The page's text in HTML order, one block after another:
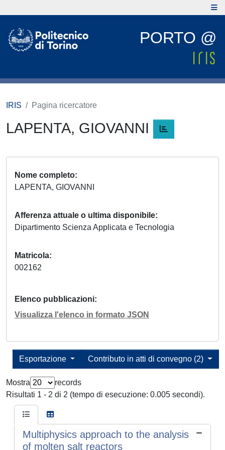
PORTO @
IRIS Pagina ricercatore
LAPENTA, GIOVANNI
Nome completo
LAPENTA, GIOVANNI
Afferenza attuale o ultima disponibile
Dipartimento Scienza Applicata e Tecnologia
Matricola
002162
Elenco pubblicazioni
Visualizza l'elenco in formato JSON
Contributo in atti di convegno (2)
Esportazione
Mostra
records
Risultati 1 - 2 di 2 (tempo di esecuzione: 0.005 secondi).
Multiphysics approach to the analysis
of molten salt reactors